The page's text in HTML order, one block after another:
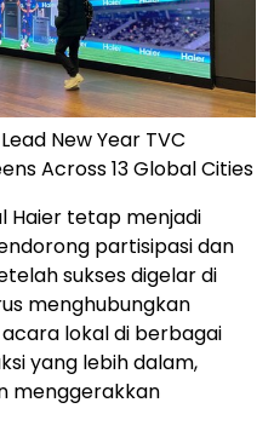
New Year TVC
Across 13 Global Cities
Haier tetap menjadi
partisipasi dan
sukses digelar di
menghubungkan
lokal di berbagai
yang lebih dalam,
menggerakkan